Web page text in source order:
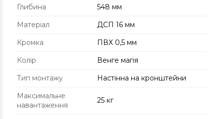
Глибина
548 мм
Матеріал
ДСП 16 мм
Кромка
ПВХ 0,5 мм
Колір
Венге магія
Тип монтажу
Настінна на кронштейни
Максимальне
навантаження
25 кг